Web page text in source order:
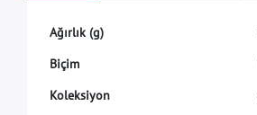
Ağırlık (g)
Biçim
Koleksiyon